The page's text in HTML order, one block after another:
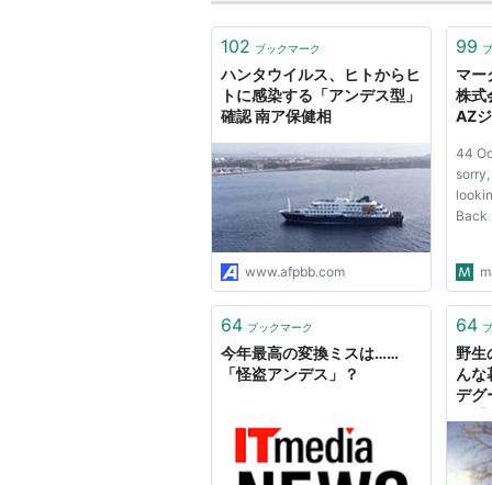
102 ブックマーク
ハンタウイルス、ヒトからヒ
トに感染する「アンデス型」
確認 南ア保健相
www.afpbb.com
99
マ
株式
AZ
44
Back
64 ブックマーク
今年最高の変換ミスは……
「怪盗アンデス」？
64
野生
んな
デグ